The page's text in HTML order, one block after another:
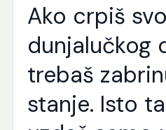
Ako crpiš
dunjalučkog
trebaš
stanje. Isto